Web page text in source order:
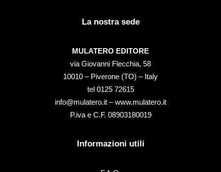
La nostra sede
MULATERO EDITORE
via Giovanni Flecchia, 58
10010 – Piverone (TO) – Italy
tel ‭0125 72615‬
info@mulatero.it –www.mulatero.it
P.iva e C.F. 08903180019
Informazioni utili